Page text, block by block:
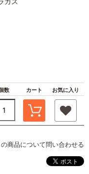
数 カート お気に入り
の商品について問い合わせる